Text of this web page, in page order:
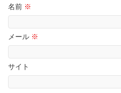
名前 ※
メール ※
サイト